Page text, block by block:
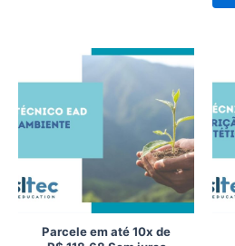
Parcele em até 10x de